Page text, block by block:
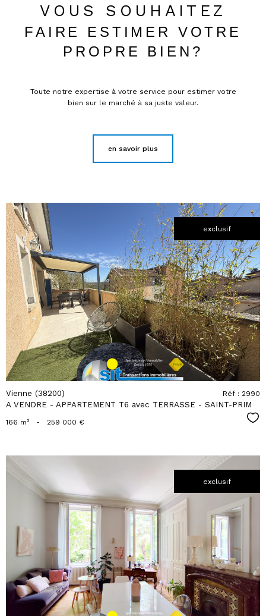
VOUS SOUHAITEZ
FAIRE ESTIMER VOTRE
PROPRE BIEN?
Toute notre expertise à votre service pour estimer votre
bien sur le marché à sa juste valeur.
en savoir plus
exclusif
voir le
bien
Vienne (38200)
A VENDRE - APPARTEMENT T6 avec TERRASSE - SAINT-PRIM
Réf : 2990
166 m² - 259 000 €
exclusif
voir le
bien